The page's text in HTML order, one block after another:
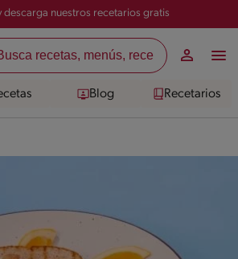
descarga nuestros recetarios gratis
Blog Recetarios